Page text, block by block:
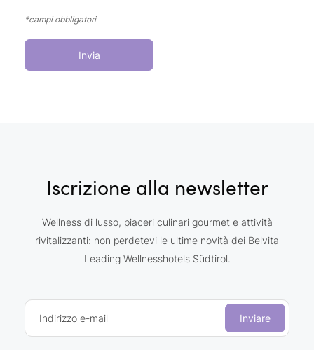
*campi obbligatori
Invia
Iscrizione alla newsletter
Wellness di lusso, piaceri culinari gourmet e attività
rivitalizzanti: non perdetevi le ultime novità dei Belvita
Leading Wellnesshotels Südtirol.
Indirizzo e-mail Inviare